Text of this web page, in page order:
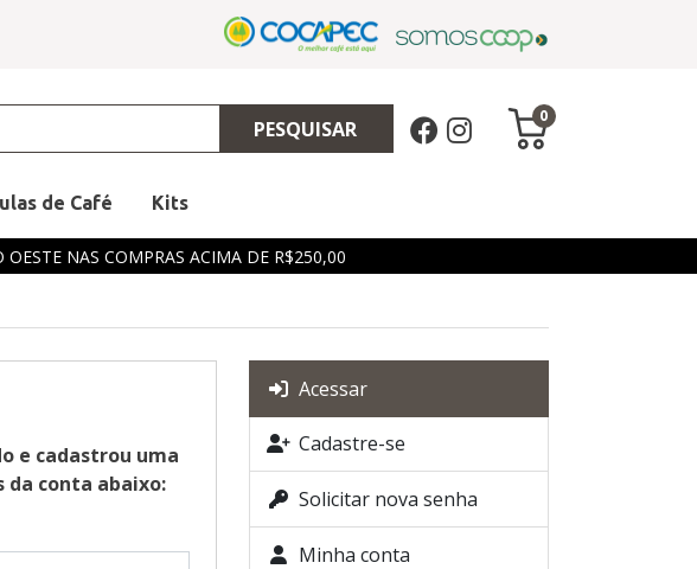
PESQUISAR
0
de Café Kits
OESTE NAS COMPRAS ACIMA DE R$250,00
e cadastrou uma
da conta abaixo:
Acessar
Cadastre-se
Solicitar nova senha
Minha conta